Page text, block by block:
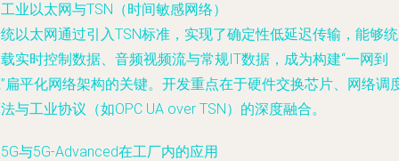
业以太网与TSN（时间敏感网络）
以太网通过引入TSN标准，实现了确定性低延迟传输，能够
实时控制数据、音频视频流与常规IT数据，成为构建“一网到
扁平化网络架构的关键。开发重点在于硬件交换芯片、网络调
与工业协议（如OPC UA over TSN）的深度融合。
与5G-Advanced在工厂内的应用